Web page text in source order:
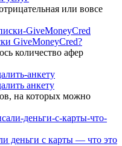
или вовсе
GiveMoneyCred?
количество афер
анкету
на которых можно
деньги с карты — что это